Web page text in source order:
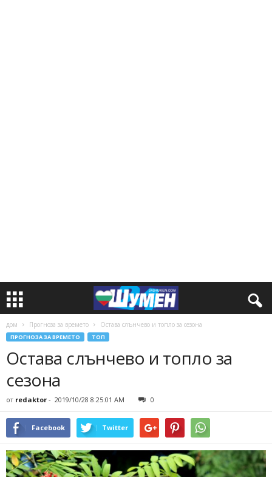
дом Прогноза за времето Остава слънчево и топло за сезона
ПРОГНОЗА ЗА ВРЕМЕТО ТОП
Остава слънчево и топло за
сезона
от redaktor - 2019/10/28 8:25:01 AM 0
Facebook Twitter